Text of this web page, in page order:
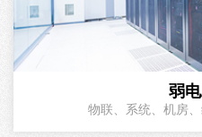
弱
物联、系统、机房